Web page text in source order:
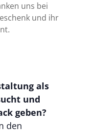
uns bei
und ihr
als
und
geben?
den